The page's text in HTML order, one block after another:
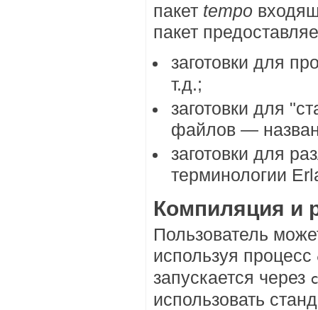
пакет tempo
пакет
заготовки для
т.д.;
заготовки для
файлов —
заготовки для
терминологии
Компиляция и
Пользователь
используя процесс
запускается через
использовать